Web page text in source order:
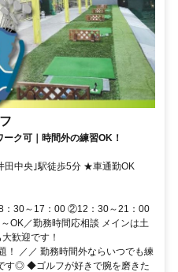
ーク可｜時間外の練習OK！
田中央｣駅徒歩5分 ★車通勤OK
：30～17：00 ②12：30～21：00
／勤務時間応相談 メインは土
歓迎です！
！ ／／ 勤務時間外ならいつでも練
す◎ ◆ゴルフが好きで腕を磨きた